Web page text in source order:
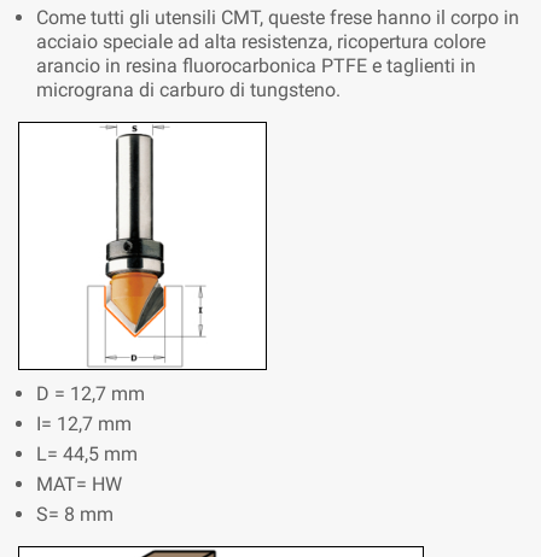
Come tutti gli utensili CMT, queste frese hanno il corpo in
acciaio speciale ad alta resistenza, ricopertura colore
arancio in resina fluorocarbonica PTFE e taglienti in
micrograna di carburo di tungsteno.
D = 12,7 mm
I= 12,7 mm
L= 44,5 mm
MAT= HW
S= 8 mm